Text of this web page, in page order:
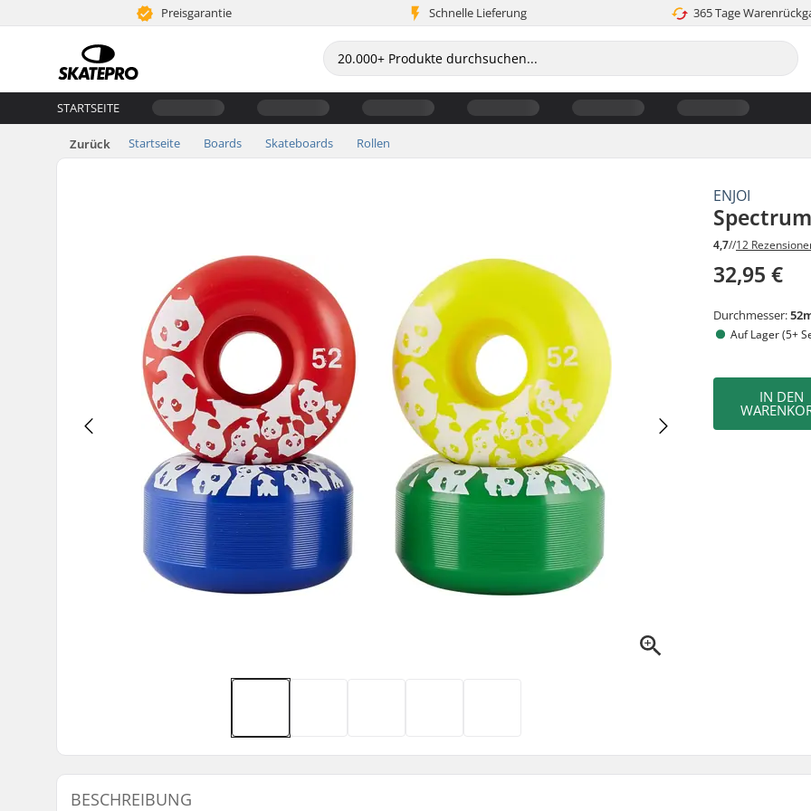
Preisgarantie Schnelle Lieferung 365 Tage
STARTSEITE
Zurück Startseite Boards Skateboards Rollen
ENJOI
4,7//12
32,95 €
Durchmesser:
Auf Lager (5+
IN DEN
BESCHREIBUNG